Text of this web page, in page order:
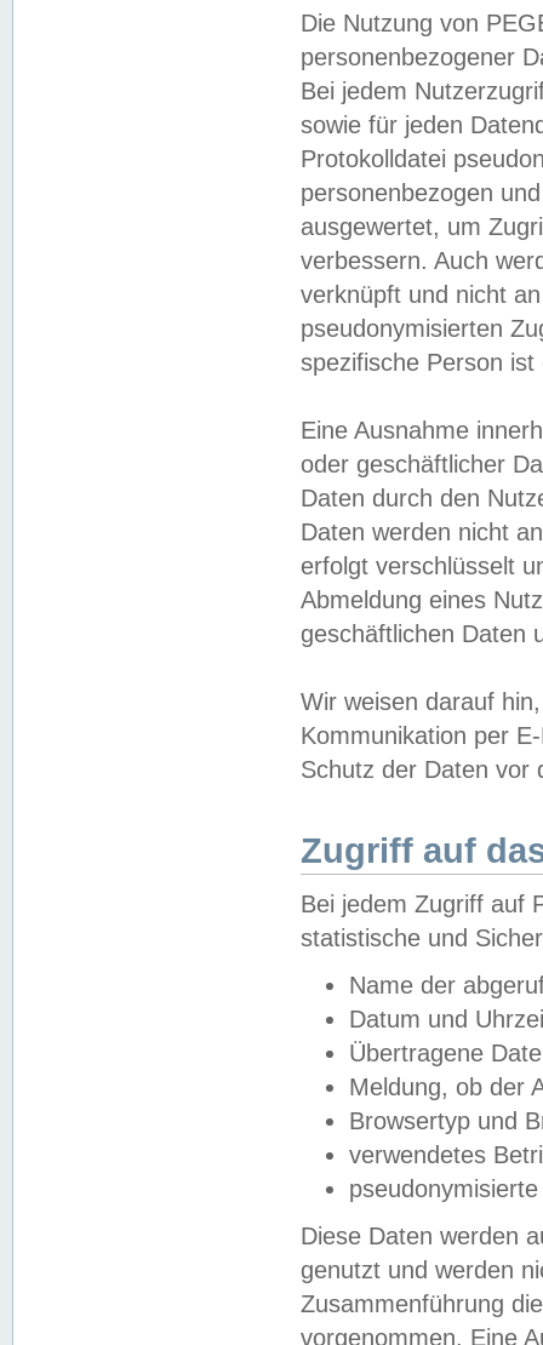
Die Nutzung von
personenbezogener
Bei jedem
sowie für jeden
Protokolldatei
personenbezogen
ausgewertet, um
verbessern. Auch
verknüpft und nicht
pseudonymisierten
spezifische Person
Eine Ausnahme
oder geschäftlicher
Daten durch den
Daten werden nicht
erfolgt verschlüsselt
Abmeldung eines
geschäftlichen Daten
Wir weisen darauf
Kommunikation per
Schutz der Daten vor
Zugriff auf
Bei jedem Zugriff auf
statistische und
Name der
Datum und
Übertragene
Meldung, ob der
Browsertyp und
verwendetes
Diese Daten werden
genutzt und werden
Zusammenführung
vorgenommen. Eine